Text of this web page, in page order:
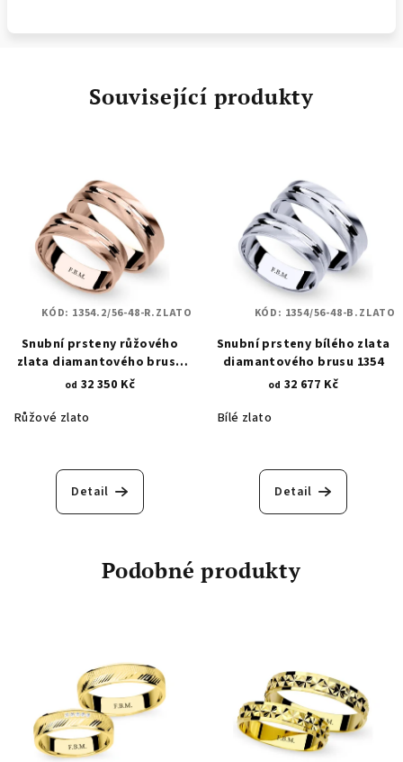
Související produkty
Snubní prsteny růžového
zlata diamantového brusu
1354.2
od 32 350 Kč
Růžové zlato
Detail
KÓD: 1354.2/56-48-R.ZLATO
Snubní prsteny bílého zlata
diamantového brusu 1354
od 32 677 Kč
Bílé zlato
Detail
KÓD: 1354/56-48-B.ZLATO
Podobné produkty